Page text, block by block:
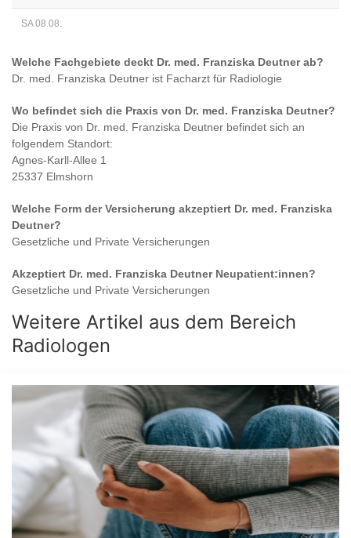
SA 08.08.
Welche Fachgebiete deckt Dr. med. Franziska Deutnerab?
Dr. med. Franziska Deutner ist Facharzt für Radiologie
Wo befindet sich die Praxis von Dr. med. Franziska Deutner?
Die Praxis von Dr. med. Franziska Deutner befindet sich an
folgendem Standort:
Agnes-Karll-Allee 1
25337 Elmshorn
Welche Form der Versicherung akzeptiert Dr. med. Franziska
Deutner?
Gesetzliche und Private Versicherungen
Akzeptiert Dr. med. Franziska DeutnerNeupatient:innen?
Gesetzliche und Private Versicherungen
Weitere Artikel aus dem Bereich
Radiologen